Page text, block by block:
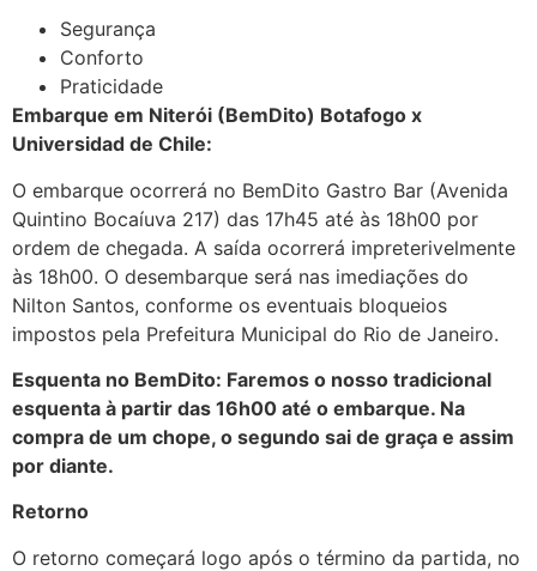
Segurança
Conforto
Praticidade
Embarque em Niterói (BemDito) Botafogo x
Universidad de Chile:
O embarque ocorrerá no BemDito Gastro Bar (Avenida
Quintino Bocaíuva 217) das 17h45 até às 18h00 por
ordem de chegada. A saída ocorrerá impreterivelmente
às 18h00. O desembarque será nas imediações do
Nilton Santos, conforme os eventuais bloqueios
impostos pela Prefeitura Municipal do Rio de Janeiro.
Esquenta no BemDito: Faremos o nosso tradicional
esquenta à partir das 16h00 até o embarque. Na
compra de um chope, o segundo sai de graça e assim
por diante.
Retorno
O retorno começará logo após o término da partida, no